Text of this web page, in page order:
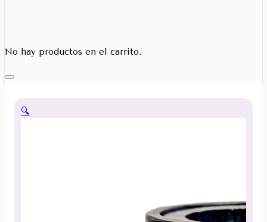
No hay productos en el carrito.
🔍